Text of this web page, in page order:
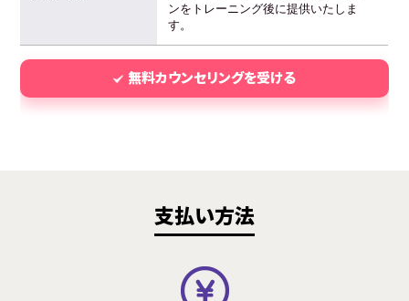
ンをトレーニング後に提供いたしま
す。
無料カウンセリングを受ける
支払い方法